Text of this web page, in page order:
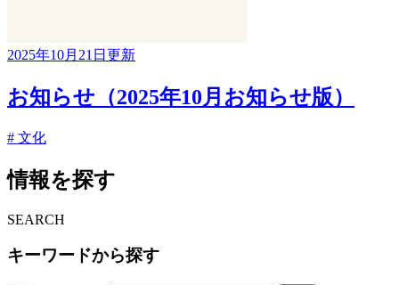
2025年10月21日更新
お知らせ（2025年10月お知らせ版）
# 文化
情報を探す
SEARCH
キーワードから探す